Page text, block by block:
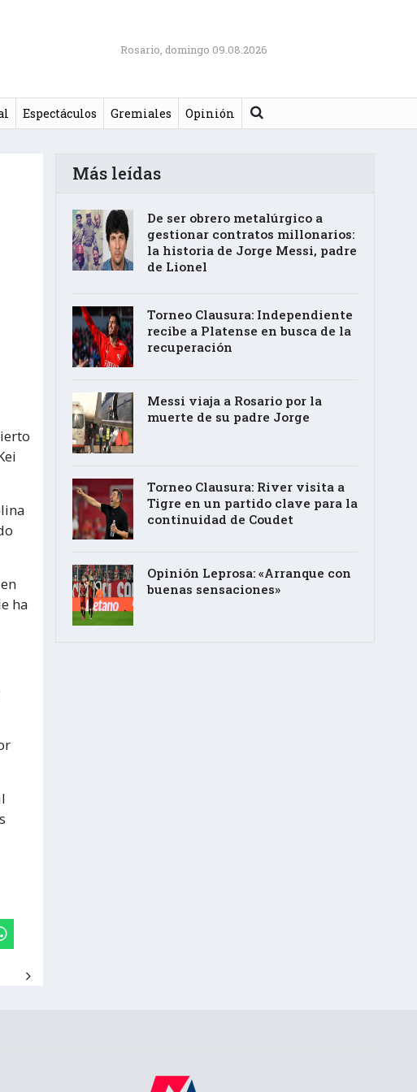
Rosario, domingo 09.08.2026
Espectáculos Gremiales Opinión Buscar
ha
Más leídas
De ser obrero metalúrgico a
gestionar contratos millonarios:
la historia de Jorge Messi, padre
de Lionel
Torneo Clausura: Independiente
recibe a Platense en busca de la
recuperación
Messi viaja a Rosario por la
muerte de su padre Jorge
Torneo Clausura: River visita a
Tigre en un partido clave para la
continuidad de Coudet
Opinión Leprosa: «Arranque con
buenas sensaciones»